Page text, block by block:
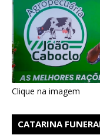
Clique na imagem
CATARINA